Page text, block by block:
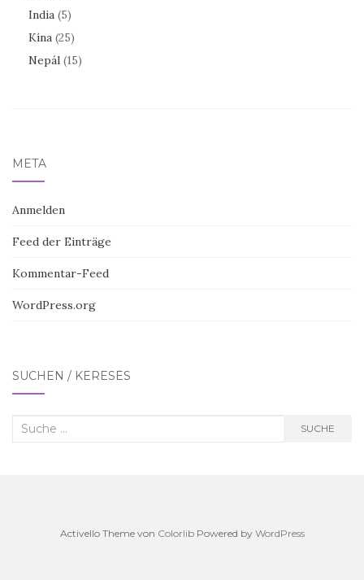
India (5)
Kína (25)
Nepál (15)
META
Anmelden
Feed der Einträge
Kommentar-Feed
WordPress.org
SUCHEN / KERESÉS
Suche
SUCHE
Activello Theme von ColorlibPowered by WordPress